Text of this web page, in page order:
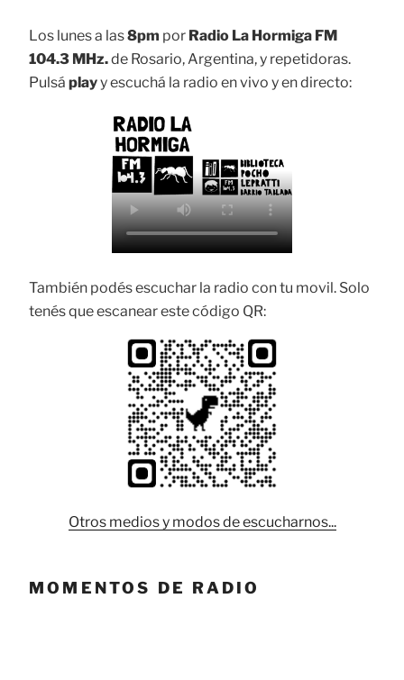
Los lunes a las8pm por Radio La Hormiga FM
104.3 MHz.de Rosario, Argentina, y repetidoras.
Pulsá playy escuchá la radio en vivo y en directo:
También podés escuchar la radio con tu movil. Solo
tenés que escanear este código QR:
Otros medios y modos de escucharnos...
MOMENTOS DE RADIO